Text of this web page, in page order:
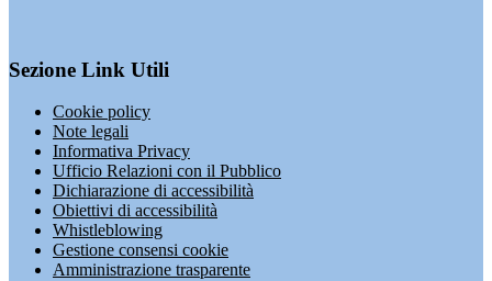
Sezione Link Utili
Cookie policy
Note legali
Informativa Privacy
Ufficio Relazioni con il Pubblico
Dichiarazione di accessibilità
Obiettivi di accessibilità
Whistleblowing
Gestione consensi cookie
Amministrazione trasparente